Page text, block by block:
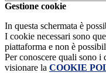
Gestione cookie
In questa schermata è
I cookie necessari sono
piattaforma e non è
Per conoscere quali sono i
visionare la COOKIE